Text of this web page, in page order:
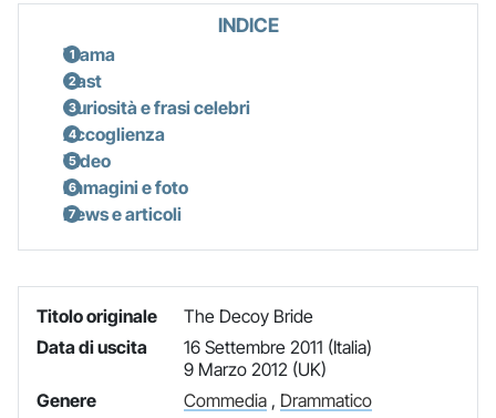
INDICE
Trama
Cast
Curiosità e frasi celebri
Accoglienza
Video
Immagini e foto
News e articoli
Titolo originale
The Decoy Bride
Data di uscita
16 Settembre 2011 (Italia)
9 Marzo 2012 (UK)
Genere
Commedia, Drammatico